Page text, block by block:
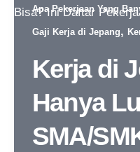
Apa Pekerjaan Yang
Gaji Kerja di Jepang,
Kerja di
Hanya
SMA/